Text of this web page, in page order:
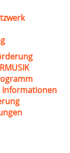
Informationen